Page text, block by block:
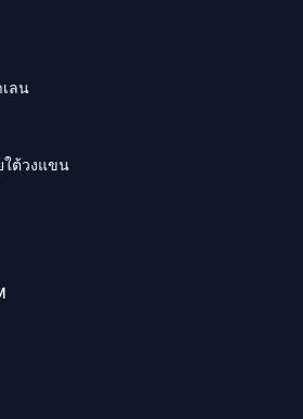
ลน
ต้วงแขน